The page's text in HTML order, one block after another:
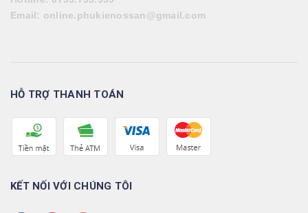
Email: online.phukienossan@gmail.com
HỖ TRỢ THANH TOÁN
KẾT NỐI VỚI CHÚNG TÔI